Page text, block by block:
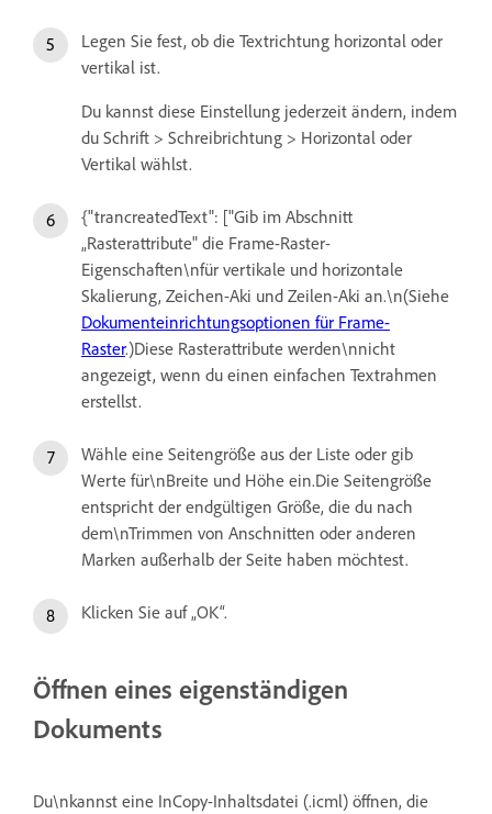
Legen Sie fest, ob die Textrichtung horizontal oder
vertikal ist.
Du kannst diese Einstellung jederzeit ändern, indem
du Schrift > Schreibrichtung > Horizontal oder
Vertikal wählst.
{"trancreatedText": ["Gib im Abschnitt
„Rasterattribute" die Frame-Raster-
Eigenschaften\nfür vertikale und horizontale
Skalierung, Zeichen-Aki und Zeilen-Aki an.\n(Siehe
Dokumenteinrichtungsoptionen für Frame-
Raster.)Diese Rasterattribute werden\nnicht
angezeigt, wenn du einen einfachen Textrahmen
erstellst.
Wähle eine Seitengröße aus der Liste oder gib
Werte für\nBreite und Höhe ein.Die Seitengröße
entspricht der endgültigen Größe, die du nach
dem\nTrimmen von Anschnitten oder anderen
Marken außerhalb der Seite haben möchtest.
Klicken Sie auf „OK“.
Öffnen eines eigenständigen
Dokuments
Du\nkannst eine InCopy-Inhaltsdatei (.icml) öffnen, die